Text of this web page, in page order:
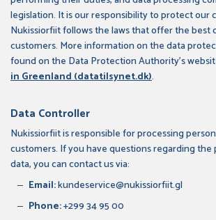
legislation. It is our responsibility to protect our
Nukissiorfiit follows the laws that offer the
customers. More information on the data
found on the Data Protection Authority’s
in Greenland (datatilsynet.dk).
Data Controller
Nukissiorfiit is responsible for processing
customers. If you have questions regarding
data, you can contact us via:
Email:kundeservice@nukissiorfiit.gl
Phone:+299 34 95 00